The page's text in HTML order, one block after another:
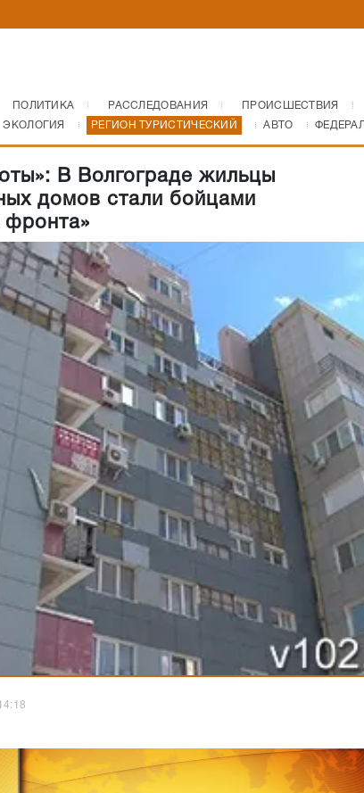
ПОЛИТИКА РАССЛЕДОВАНИЯ ПРОИСШЕСТВИЯ
ЭКОЛОГИЯ РЕГИОН ТУРИСТИЧЕСКИЙ АВТО
В Волгограде жильцы
домов стали бойцами
фронта»